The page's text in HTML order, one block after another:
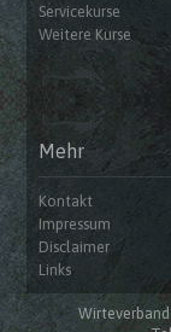
Servicekurse
Weitere Kurse
Mehr
Kontakt
Impressum
Disclaimer
Links